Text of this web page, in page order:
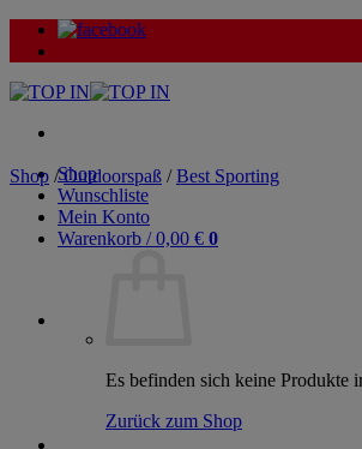
Zum
Inhalt
Shop
Wunschliste
Mein Konto
Warenkorb /0,00 € 0
Es befinden sich keine Produkte
Zurück zum Shop
Shop / Outdoorspaß / Best Sporting